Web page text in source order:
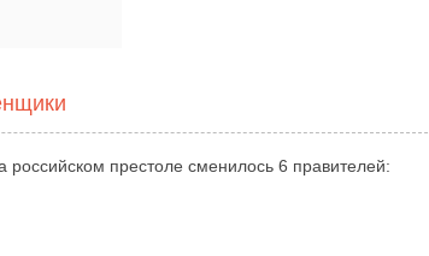
российском престоле сменилось 6 правителей: